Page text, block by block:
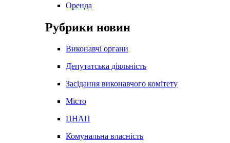
Оренда
Рубрики новин
Виконавчі органи
Депутатська діяльність
Засідання виконавчого комітету
Місто
ЦНАП
Комунальна власність